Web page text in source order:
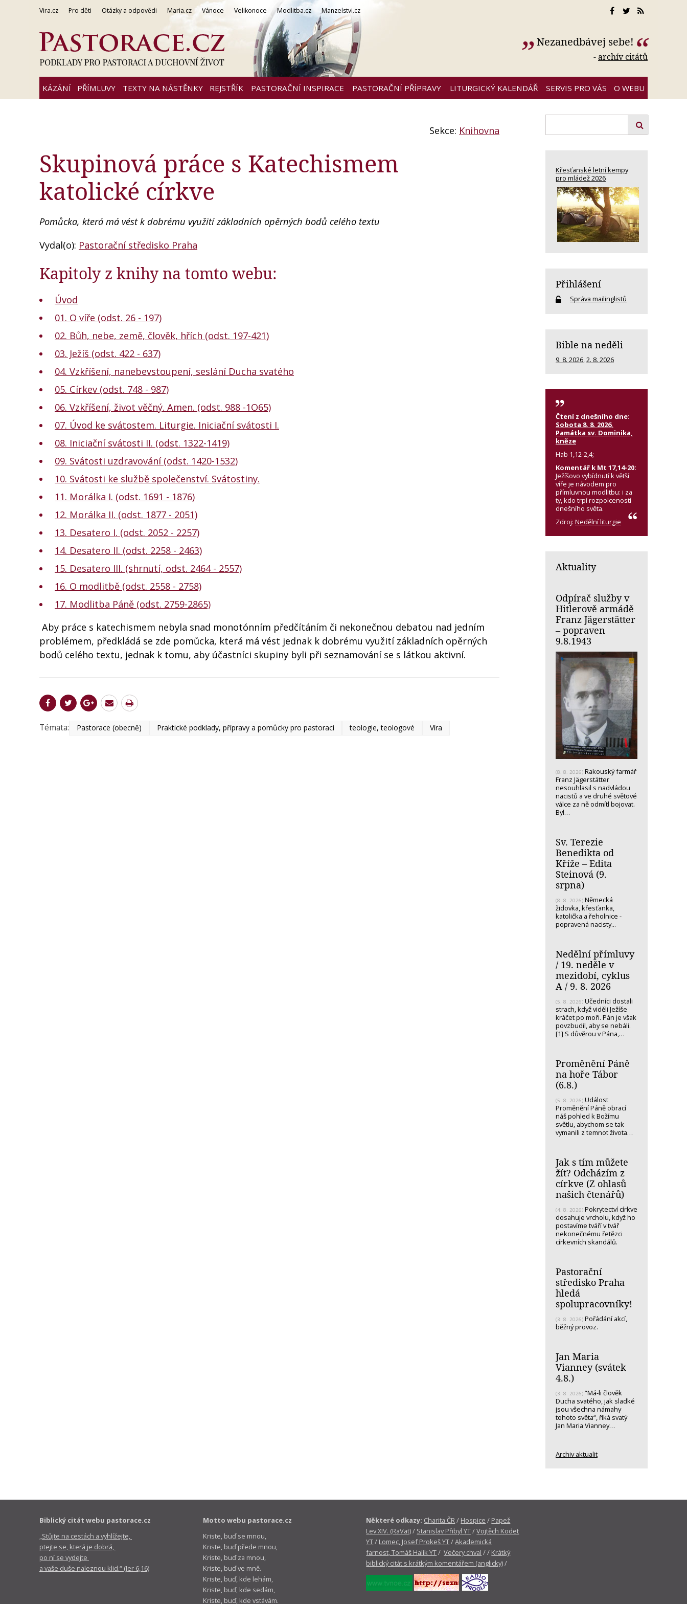
Vira.cz Pro děti Otázky a odpovědi Maria.cz Vánoce Velikonoce Modlitba.cz Manzelstvi.cz
Nezanedbávej sebe!
-archív citátů
KÁZÁNÍ PŘÍMLUVY TEXTY NA NÁSTĚNKY REJSTŘÍK PASTORAČNÍ INSPIRACE PASTORAČNÍ PŘÍPRAVY LITURGICKÝ KALENDÁŘ SERVIS PRO VÁS O WEBU
Sekce: Knihovna
Skupinová práce s Katechismem
katolické církve
Pomůcka, která má vést k dobrému využití základních opěrných bodů celého textu
Vydal(o): Pastorační středisko Praha
Kapitoly z knihy na tomto webu:
Úvod
01. O víře (odst. 26 - 197)
02. Bůh, nebe, země, člověk, hřích (odst. 197-421)
03. Ježíš (odst. 422 - 637)
04. Vzkříšení, nanebevstoupení, seslání Ducha svatého
05. Církev (odst. 748 - 987)
06. Vzkříšení, život věčný. Amen. (odst. 988 -1O65)
07. Úvod ke svátostem. Liturgie. Iniciační svátosti I.
08. Iniciační svátosti II. (odst. 1322-1419)
09. Svátosti uzdravování (odst. 1420-1532)
10. Svátosti ke službě společenství. Svátostiny.
11. Morálka I. (odst. 1691 - 1876)
12. Morálka II. (odst. 1877 - 2051)
13. Desatero I. (odst. 2052 - 2257)
14. Desatero II. (odst. 2258 - 2463)
15. Desatero III. (shrnutí, odst. 2464 - 2557)
16. O modlitbě (odst. 2558 - 2758)
17. Modlitba Páně (odst. 2759-2865)
Aby práce s katechismem nebyla snad monotónním předčítáním či nekonečnou debatou nad jedním
problémem, předkládá se zde pomůcka, která má vést jednak k dobrému využití základních opěrných
bodů celého textu, jednak k tomu, aby účastníci skupiny byli při seznamování se s látkou aktivní.
Témata: Pastorace (obecně) Praktické podklady, přípravy a pomůcky pro pastoraci teologie, teologové Víra
Křesťanské letní kempy
pro mládež 2026
Přihlášení
Správa mailinglistů
Bible na neděli
9. 8. 2026 2. 8. 2026
Čtení z dnešního dne:
Sobota 8. 8. 2026,
Památka sv. Dominika,
kněze
Hab 1,12-2,4;
Komentář k Mt 17,14-20:
Ježíšovo vybídnutí k větší
víře je návodem pro
přímluvnou modlitbu: i za
ty, kdo trpí rozpolceností
dnešního světa.
Zdroj: Nedělní liturgie
Aktuality
Odpírač služby v
Hitlerově armádě
Franz Jägerstätter
– popraven
9.8.1943
(8. 8. 2026) Rakouský farmář
Franz Jägerstätter
nesouhlasil s nadvládou
nacistů a ve druhé světové
válce za ně odmítl bojovat.
Byl…
Sv. Terezie
Benedikta od
Kříže – Edita
Steinová (9.
srpna)
(8. 8. 2026) Německá
židovka, křesťanka,
katolička a řeholnice -
popravená nacisty...
Nedělní přímluvy
/ 19. neděle v
mezidobí, cyklus
A / 9. 8. 2026
(5. 8. 2026) Učedníci dostali
strach, když viděli Ježíše
kráčet po moři. Pán je však
povzbudil, aby se nebáli.
[1] S důvěrou v Pána,…
Proměnění Páně
na hoře Tábor
(6.8.)
(5. 8. 2026) Událost
Proměnění Páně obrací
náš pohled k Božímu
světlu, abychom se tak
vymanili z temnot života…
Jak s tím můžete
žít? Odcházím z
církve (Z ohlasů
našich čtenářů)
(4. 8. 2026) Pokrytectví církve
dosahuje vrcholu, když ho
postavíme tváří v tvář
nekonečnému řetězci
církevních skandálů.
Pastorační
středisko Praha
hledá
spolupracovníky!
(3. 8. 2026) Pořádání akcí,
běžný provoz.
Jan Maria
Vianney (svátek
4.8.)
(3. 8. 2026) “Má-li člověk
Ducha svatého, jak sladké
jsou všechna námahy
tohoto světa“, říká svatý
Jan Maria Vianney…
Archiv aktualit
Biblický citát webu pastorace.cz
„Stůjte na cestách a vyhlížejte,
ptejte se, která je dobrá,
po ní se vydejte
a vaše duše naleznou klid.“ (Jer 6,16)
Motto webu pastorace.cz
Kriste, buď se mnou,
Kriste, buď přede mnou,
Kriste, buď za mnou,
Kriste, buď ve mně.
Kriste, buď, kde lehám,
Kriste, buď, kde sedám,
Kriste, buď, kde vstávám.
Některé odkazy: Charita ČR/ Hospice / Papež
Lev XIV. (RaVat)/ Stanislav Přibyl YT/Vojtěch Kodet
YT/ Lomec, Josef Prokeš YT/Akademická
farnost, Tomáš Halík YT/Večery chval / / Krátký
biblický citát s krátkým komentářem (anglicky)/